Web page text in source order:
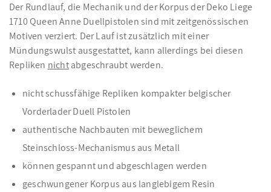
Der Rundlauf, die Mechanik und der Korpus der Deko Liege
1710 Queen Anne Duellpistolen sind mit zeitgenössischen
Motiven verziert. Der Lauf ist zusätzlich mit einer
Mündungswulst ausgestattet, kann allerdings bei diesen
Repliken nichtabgeschraubt werden.
nicht schussfähige Repliken kompakter belgischer
Vorderlader Duell Pistolen
authentische Nachbauten mit beweglichem
Steinschloss-Mechanismus aus Metall
können gespannt und abgeschlagen werden
geschwungener Korpus aus langlebigem Resin